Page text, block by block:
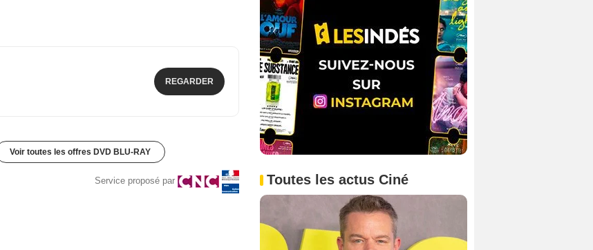
REGARDER
Voir toutes les offres DVD BLU-RAY
Service proposé par Toutes les actus Ciné